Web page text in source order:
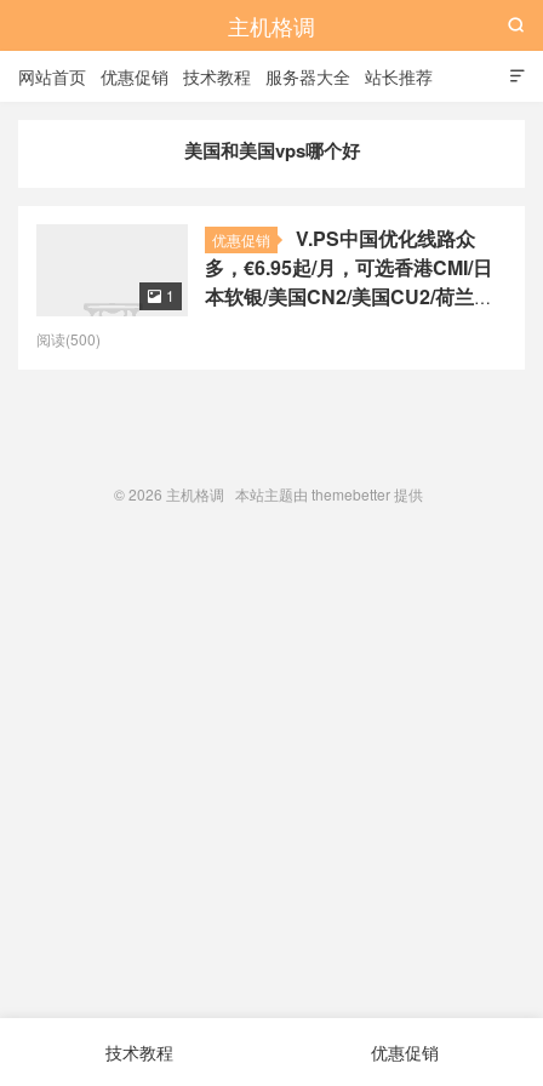
主机格调

网站首页 优惠促销 技术教程 服务器大全 站长推荐

美国和美国vps哪个好
优惠促销
V.PS中国优化线路众
多，€6.95起/月，可选香港CMI/日
本软银/美国CN2/美国CU2/荷兰
 1
阅读(500)
© 2026 主机格调 本站主题由 themebetter提供
技术教程 优惠促销